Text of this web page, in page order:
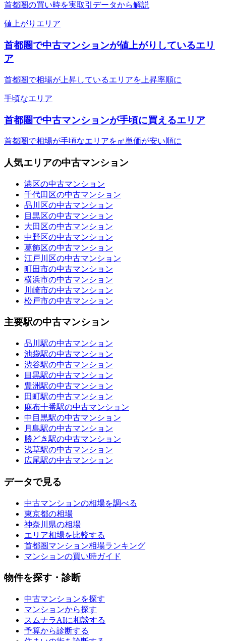
首都圏の買い時を実取引データから解説
値上がりエリア
首都圏で中古マンションが値上がりしているエリ
ア
首都圏で相場が上昇しているエリアを上昇率順に
手頃なエリア
首都圏で中古マンションが手頃に買えるエリア
首都圏で相場が手頃なエリアを㎡単価が安い順に
人気エリアの中古マンション
港区の中古マンション
千代田区の中古マンション
品川区の中古マンション
目黒区の中古マンション
大田区の中古マンション
中野区の中古マンション
葛飾区の中古マンション
江戸川区の中古マンション
町田市の中古マンション
横浜市の中古マンション
川崎市の中古マンション
松戸市の中古マンション
主要駅の中古マンション
品川駅の中古マンション
池袋駅の中古マンション
渋谷駅の中古マンション
目黒駅の中古マンション
豊洲駅の中古マンション
田町駅の中古マンション
麻布十番駅の中古マンション
中目黒駅の中古マンション
月島駅の中古マンション
勝どき駅の中古マンション
浅草駅の中古マンション
広尾駅の中古マンション
データで見る
中古マンションの相場を調べる
東京都の相場
神奈川県の相場
エリア相場を比較する
首都圏マンション相場ランキング
マンションの買い時ガイド
物件を探す・診断
中古マンションを探す
マンションから探す
スムナラAIに相談する
予算から診断する